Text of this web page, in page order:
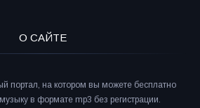
О САЙТЕ
портал, на котором вы можете бесплатно
в формате mp3 без регистрации.